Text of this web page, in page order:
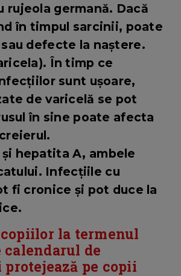
rujeola germană. Dacă
în timpul sarcinii, poate
defecte la naștere.
În timp ce
sunt ușoare,
de varicelă se pot
în sine poate afecta
hepatita A, ambele
Infecțiile cu
fi cronice și pot duce la
la termenul
de
pe copii